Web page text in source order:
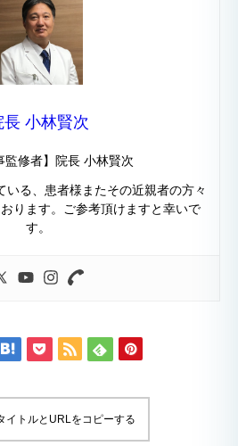
長 小林賢次
監修者】院長 小林賢次
いる、患者様またその近親者の方々
ります。ご参考頂けますと幸いで
す。
イトルとURLをコピーする